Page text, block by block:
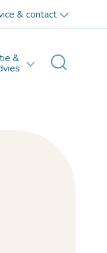
& contact
&